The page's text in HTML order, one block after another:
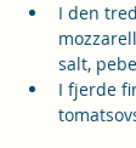
I den
salt,
I fjerde